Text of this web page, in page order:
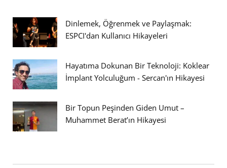
Dinlemek, Öğrenmek ve Paylaşmak:
ESPCI'dan Kullanıcı Hikayeleri
Hayatıma Dokunan Bir Teknoloji: Koklear
İmplant Yolculuğum - Sercan'ın Hikayesi
Bir Topun Peşinden Giden Umut –
Muhammet Berat’ın Hikayesi